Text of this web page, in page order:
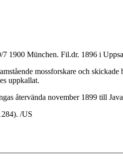
1900 München. Fil.dr. 1896 i
mossforskare och
uppkallat.
återvända november 1899 till
/US